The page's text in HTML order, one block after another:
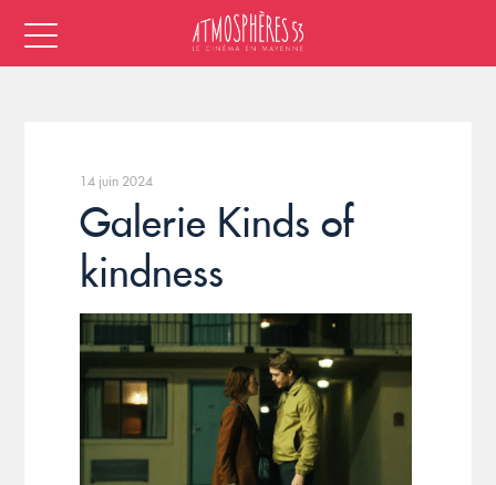
14 juin 2024
Galerie Kinds of
kindness